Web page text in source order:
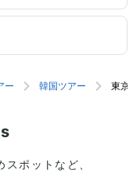
ー 韓国ツアー 東京(
ポットなど、